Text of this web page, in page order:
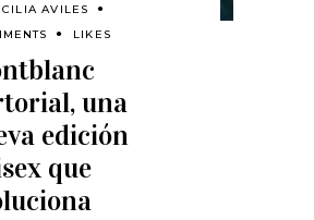
AVILES
LIKES
una
edición
que